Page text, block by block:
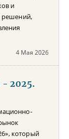
и
решений,
4 Мая 2026
2025.
который